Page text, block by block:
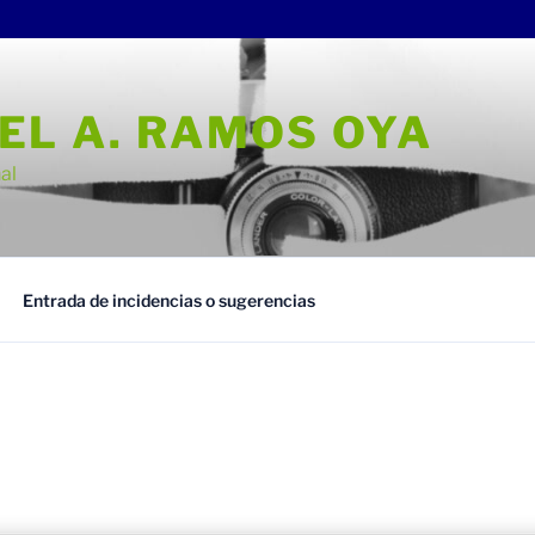
A. RAMOS OYA
Entrada de incidencias o sugerencias